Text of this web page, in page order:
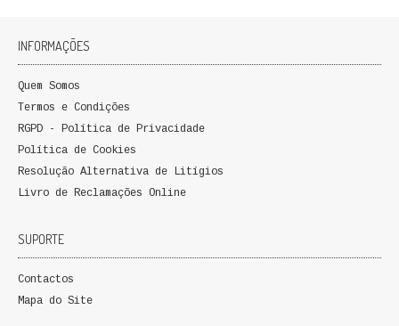
CONTACTOS
INFORMAÇÕES
Quem Somos
Termos e Condições
RGPD - Política de Privacidade
Política de Cookies
Resolução Alternativa de Litígios
Livro de Reclamações Online
SUPORTE
Contactos
Mapa do Site